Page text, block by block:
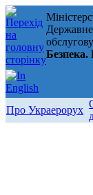
Безпека.
Про Украерорух